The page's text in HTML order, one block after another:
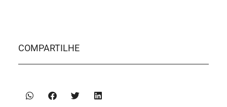
COMPARTILHE